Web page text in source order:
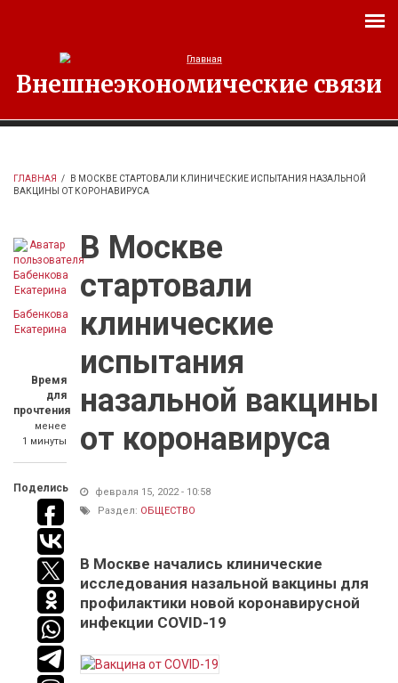
Внешнеэкономические связи
ГЛАВНАЯ /
В МОСКВЕ СТАРТОВАЛИ КЛИНИЧЕСКИЕ ИСПЫТАНИЯ НАЗАЛЬНОЙ
ВАКЦИНЫ ОТ КОРОНАВИРУСА
Бабенкова
Екатерина
Время
для
прочтения
менее
1 минуты
Поделись
В Москве
стартовали
клинические
испытания
назальной вакцины
от коронавируса
февраля 15, 2022 - 10:58
Раздел: ОБЩЕСТВО
В Москве начались клинические
исследования назальной вакцины для
профилактики новой коронавирусной
инфекции COVID-19